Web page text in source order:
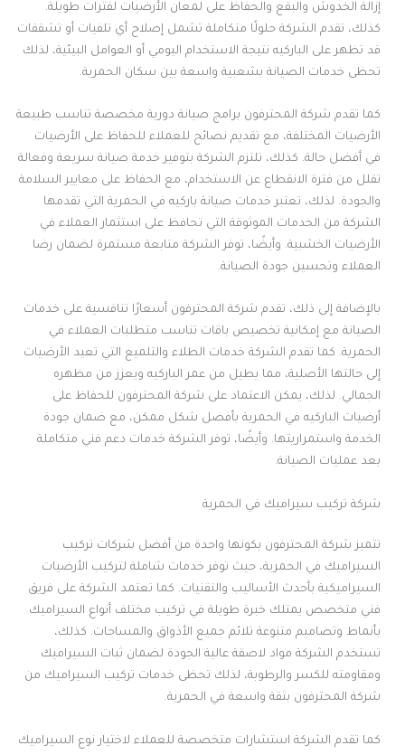
إزالة الخدوش والبقع والحفاظ على لمعان الأرضيات لفترات طويلة.
كذلك، تقدم الشركة حلولًا متكاملة تشمل إصلاح أي تلفيات أو تشققات
قد تظهر على الباركيه نتيجة الاستخدام اليومي أو العوامل البيئية، لذلك
تحظى خدمات الصيانة بشعبية واسعة بين سكان الحمرية.
كما تقدم شركة المحترفون برامج صيانة دورية مخصصة تناسب طبيعة
الأرضيات المختلفة، مع تقديم نصائح للعملاء للحفاظ على الأرضيات
في أفضل حالة. كذلك، تلتزم الشركة بتوفير خدمة صيانة سريعة وفعالة
تقلل من فترة الانقطاع عن الاستخدام، مع الحفاظ على معايير السلامة
والجودة. لذلك، تعتبر خدمات صيانة باركيه في الحمرية التي تقدمها
الشركة من الخدمات الموثوقة التي تحافظ على استثمار العملاء في
الأرضيات الخشبية. وأيضًا، توفر الشركة متابعة مستمرة لضمان رضا
العملاء وتحسين جودة الصيانة.
بالإضافة إلى ذلك، تقدم شركة المحترفون أسعارًا تنافسية على خدمات
الصيانة مع إمكانية تخصيص باقات تناسب متطلبات العملاء في
الحمرية. كما تقدم الشركة خدمات الطلاء والتلميع التي تعيد الأرضيات
إلى حالتها الأصلية، مما يطيل من عمر الباركيه ويعزز من مظهره
الجمالي. لذلك، يمكن الاعتماد على شركة المحترفون للحفاظ على
أرضيات الباركيه في الحمرية بأفضل شكل ممكن، مع ضمان جودة
الخدمة واستمراريتها. وأيضًا، توفر الشركة خدمات دعم فني متكاملة
بعد عمليات الصيانة.
شركة تركيب سيراميك في الحمرية
تتميز شركة المحترفون بكونها واحدة من أفضل شركات تركيب
السيراميك في الحمرية، حيث توفر خدمات شاملة لتركيب الأرضيات
السيراميكية بأحدث الأساليب والتقنيات. كما تعتمد الشركة على فريق
فني متخصص يمتلك خبرة طويلة في تركيب مختلف أنواع السيراميك
بأنماط وتصاميم متنوعة تلائم جميع الأذواق والمساحات. كذلك،
تستخدم الشركة مواد لاصقة عالية الجودة لضمان ثبات السيراميك
ومقاومته للكسر والرطوبة، لذلك تحظى خدمات تركيب السيراميك من
شركة المحترفون بثقة واسعة في الحمرية.
كما تقدم الشركة استشارات متخصصة للعملاء لاختيار نوع السيراميك